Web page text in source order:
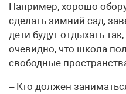
Например, хорошо
сделать зимний сад,
дети будут отдыхать
очевидно, что школа
свободные
– Кто должен